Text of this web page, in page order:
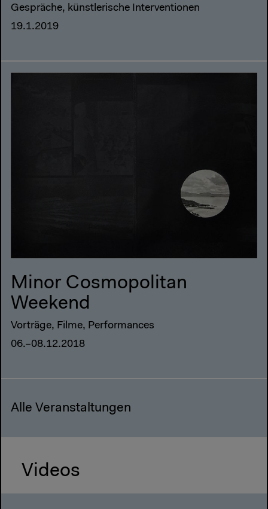
Gespräche, künstlerische Interventionen
19.1.2019
Minor Cosmopolitan
Weekend
Vorträge, Filme, Performances
06.–08.12.2018
Alle Veranstaltungen
Videos